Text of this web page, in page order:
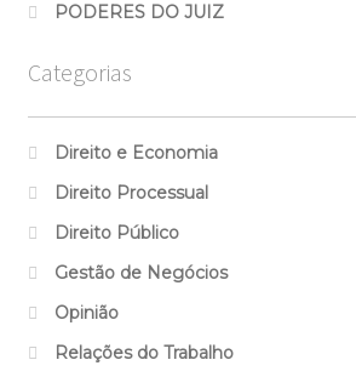
PODERES DO JUIZ
Categorias
Direito e Economia
Direito Processual
Direito Público
Gestão de Negócios
Opinião
Relações do Trabalho